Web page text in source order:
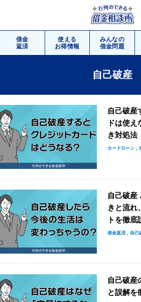
借金
返済
使える
お得情報
みんなの
借金問題
自己破産
自己破産
ドは使
き対処法
カードローン
自己破産
きと流れ
トを徹底
借金返済 自己
自己破産
と誤解を